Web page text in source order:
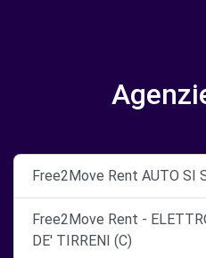
Free2Move Rent AUTO SI
Free2Move Rent -
DE' TIRRENI (C)